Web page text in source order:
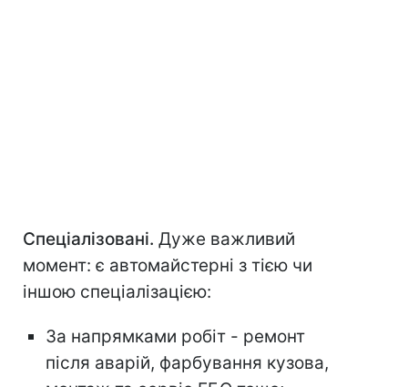
Спеціалізовані. Дуже важливий
момент: є автомайстерні з тією чи
іншою спеціалізацією:
За напрямками робіт - ремонт
після аварій, фарбування кузова,